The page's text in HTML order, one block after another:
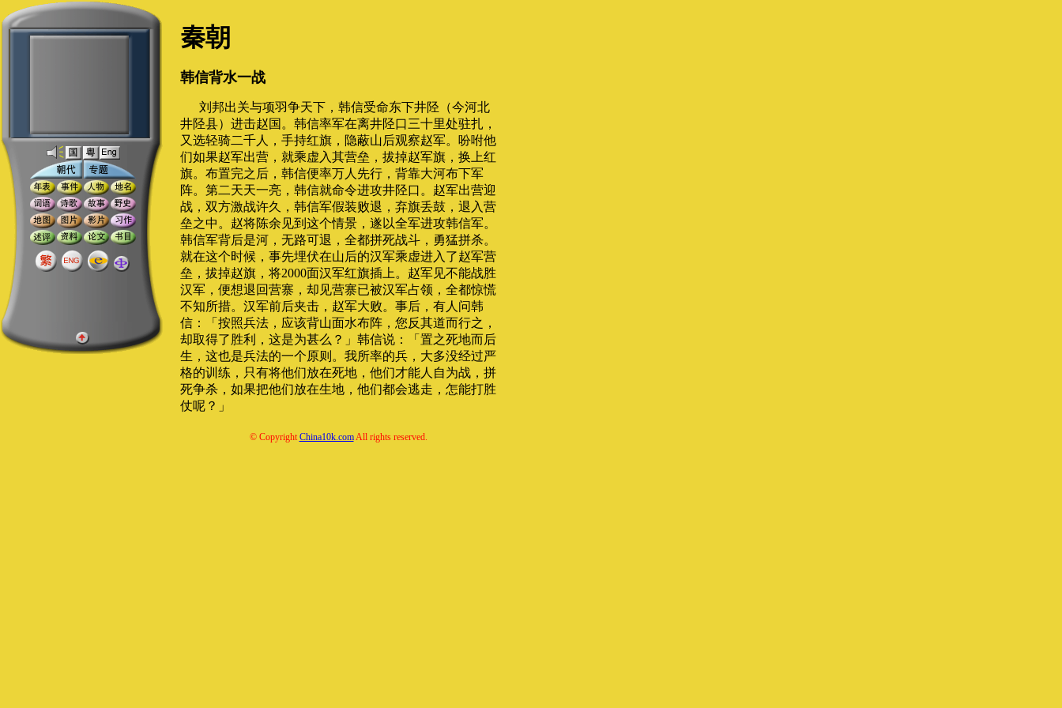
秦朝
韩信背水一战
刘邦出关与项羽争天下，韩信受命东下井陉（今河北
井陉县）进击赵国。韩信率军在离井陉口三十里处驻扎，
又选轻骑二千人，手持红旗，隐蔽山后观察赵军。吩咐他
们如果赵军出营，就乘虚入其营垒，拔掉赵军旗，换上红
旗。布置完之后，韩信便率万人先行，背靠大河布下军
阵。第二天天一亮，韩信就命令进攻井陉口。赵军出营迎
战，双方激战许久，韩信军假装败退，弃旗丢鼓，退入营
垒之中。赵将陈余见到这个情景，遂以全军进攻韩信军。
韩信军背后是河，无路可退，全都拼死战斗，勇猛拼杀。
就在这个时候，事先埋伏在山后的汉军乘虚进入了赵军营
垒，拔掉赵旗，将2000面汉军红旗插上。赵军见不能战胜
汉军，便想退回营寨，却见营寨已被汉军占领，全都惊慌
不知所措。汉军前后夹击，赵军大败。事后，有人问韩
信：「按照兵法，应该背山面水布阵，您反其道而行之，
却取得了胜利，这是为甚么？」韩信说：「置之死地而后
生，这也是兵法的一个原则。我所率的兵，大多没经过严
格的训练，只有将他们放在死地，他们才能人自为战，拼
死争杀，如果把他们放在生地，他们都会逃走，怎能打胜
仗呢？」
© CopyrightChina10k.comAll rights reserved.